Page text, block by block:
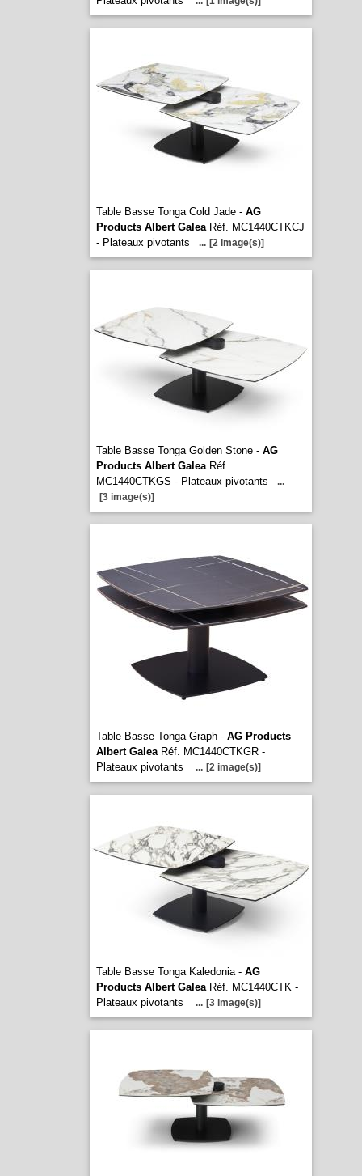
Table Basse Tonga Cold Jade - AG
Products Albert GaleaRéf. MC1440CTKCJ
- Plateaux pivotants
... [2 image(s)]
Table Basse Tonga Golden Stone - AG
Products Albert GaleaRéf.
MC1440CTKGS - Plateaux pivotants
...
[3 image(s)]
Table Basse Tonga Graph - AG Products
Albert GaleaRéf. MC1440CTKGR -
Plateaux pivotants
... [2 image(s)]
Table Basse Tonga Kaledonia - AG
Products Albert GaleaRéf. MC1440CTK -
Plateaux pivotants
... [3 image(s)]